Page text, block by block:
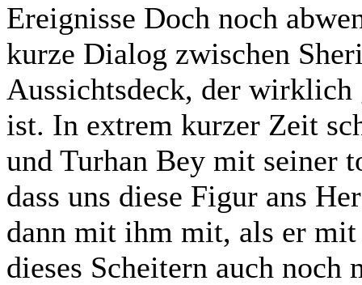
Ereignisse Doch noch
kurze Dialog zwischen
Aussichtsdeck, der wirklich
ist. In extrem kurzer Zeit
und Turhan Bey mit seiner
dass uns diese Figur ans
dann mit ihm mit, als er
dieses Scheitern auch noch